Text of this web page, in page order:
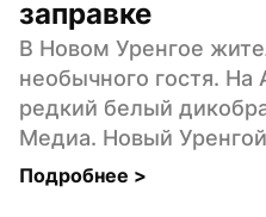
заправке
В Новом Уренгое
необычного гостя. На
редкий белый
Медиа. Новый
Подробнее >